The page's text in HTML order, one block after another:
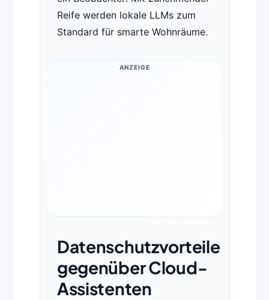
Reife werden lokale LLMs zum
Standard für smarte Wohnräume.
ANZEIGE
Datenschutzvorteile
gegenüber Cloud-
Assistenten